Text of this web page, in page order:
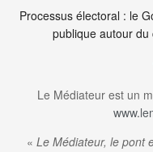
Processus électoral : le
publique autour
Le Médiateur est un
« Le Médiateur, le pont